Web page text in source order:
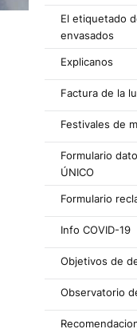
El etiquetado
envasados
Explicanos
Factura de la
Festivales de
Formulario
ÚNICO
Formulario
Info COVID-19
Objetivos de
Observatorio